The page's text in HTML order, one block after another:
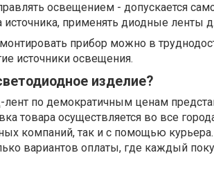
освещением - допускается
источника, применять диодные ленты
прибор можно в
источники освещения.
изделие?
по демократичным ценам
товара осуществляется во все
компаний, так и с помощью
вариантов оплаты, где каждый